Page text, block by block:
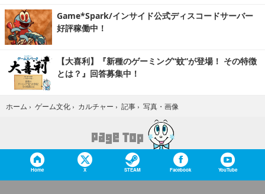
Game*Spark/インサイド公式ディスコードサーバー
好評稼働中！
【大喜利】『新種のゲーミング“蚊”が登場！ その特徴
とは？』回答募集中！
ホーム › ゲーム文化 › カルチャー › 記事 › 写真・画像
Home X STEAM Facebook YouTube